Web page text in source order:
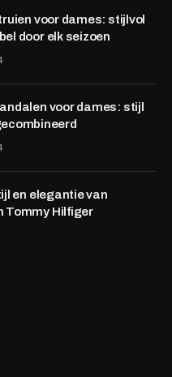
voor dames: stijlvol
door elk seizoen
voor dames: stijl
en elegantie van
Tommy Hilfiger